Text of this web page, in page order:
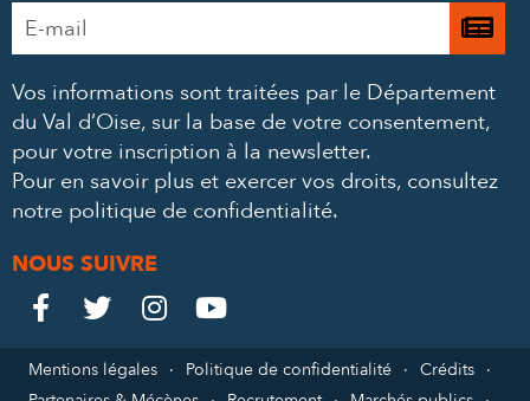
Adresse
e-
*
Je
à
Vos informations sont traitées par le Département
du Val d’Oise, sur la base de votre consentement,
pour votre inscription à la newsletter.
Pour en savoir plus et exercer vos droits, consultez
notre politique de confidentialité.
NOUS SUIVRE
Le
Château

Le
Château

Le
Château

Le
Château

Mentions légales Politique de confidentialité
Crédits